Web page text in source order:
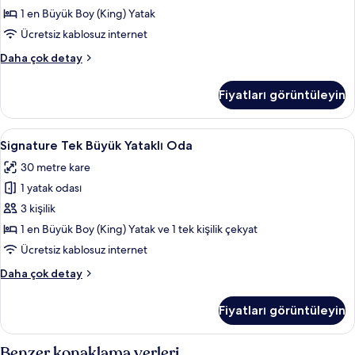
En
Büyük
(King)
Boy
için
tüm
fotoğrafları
görün
1 en Büyük Boy (King) Yatak
Ücretsiz kablosuz internet
Daha çok detay
Executive
Oda,
En
Büyük
(King)
Boy
hakkında
daha
fazla
detay
Fiyatları görüntüleyin
Signature
Tek
Büyük
Yataklı
Oda
için
tüm
görün
Signature Tek Büyük Yataklı Oda |
8
Signature Tek Büyük Yataklı Oda
30 metre kare
1 yatak odası
3 kişilik
1 en Büyük Boy (King) Yatak ve 1 tek kişilik çekyat
Ücretsiz kablosuz internet
Daha çok detay
Signature
Oda
Fiyatları görüntüleyin